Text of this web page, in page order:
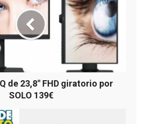
de 23,8″ FHD giratorio por
SOLO 139€